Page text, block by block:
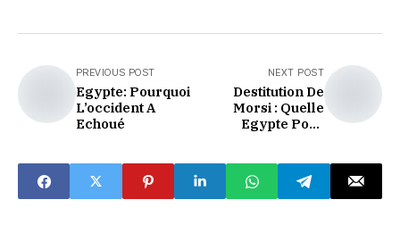
PREVIOUS POST
Egypte: Pourquoi
L’occident A
Echoué
NEXT POST
Destitution De
Morsi : Quelle
Egypte Pour